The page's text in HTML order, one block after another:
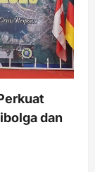
dan